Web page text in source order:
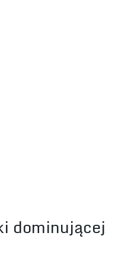
dominującej